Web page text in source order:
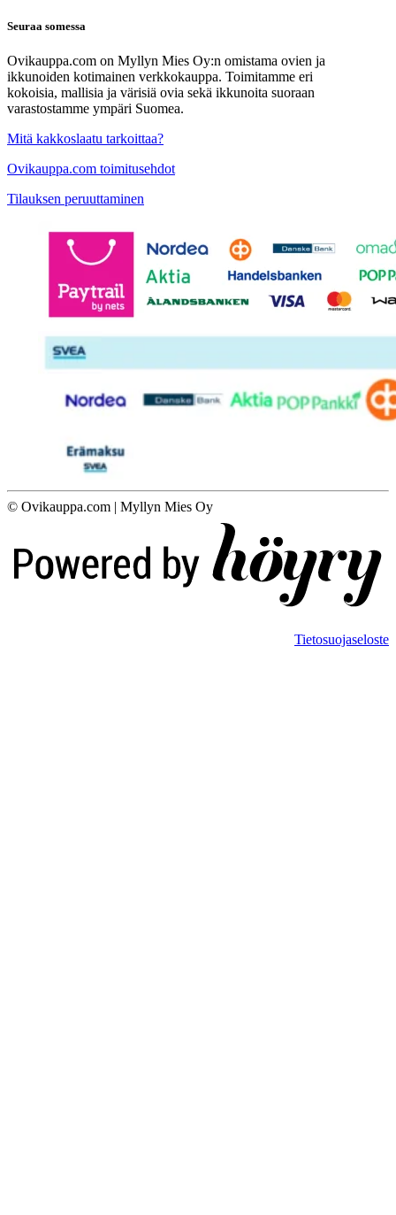
Seuraa somessa
Ovikauppa.com on Myllyn Mies Oy:n omistama ovien ja
ikkunoiden kotimainen verkkokauppa. Toimitamme eri
kokoisia, mallisia ja värisiä ovia sekä ikkunoita suoraan
varastostamme ympäri Suomea.
Mitä kakkoslaatu tarkoittaa?
Ovikauppa.com toimitusehdot
Tilauksen peruuttaminen
© Ovikauppa.com | Myllyn Mies Oy
Tietosuojaseloste